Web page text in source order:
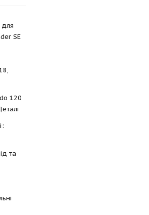
для
SE
120
та